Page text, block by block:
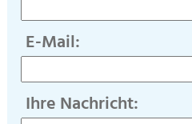
E-Mail:
Ihre Nachricht: